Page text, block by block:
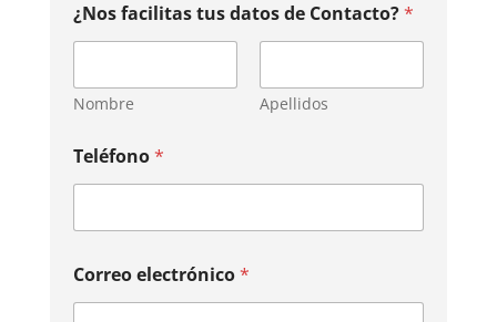
l
e
t
r
n
i
c
c
n
a
¿Nos facilitas tus datos de Contacto?*
Nombre Apellidos
Teléfono*
Correo electrónico*